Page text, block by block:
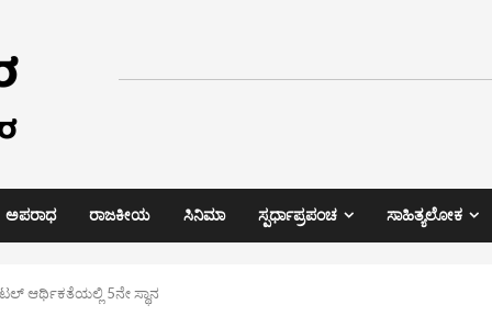
ಅಪರಾಧ ರಾಜಕೀಯ ಸಿನಿಮಾ ಸ್ಪರ್ಧಾಪ್ರಪಂಚ ಸಾಹಿತ್ಯಲೋಕ
ಆರ್ಥಿಕತೆಯಲ್ಲಿ 5ನೇ ಸ್ಥಾನ